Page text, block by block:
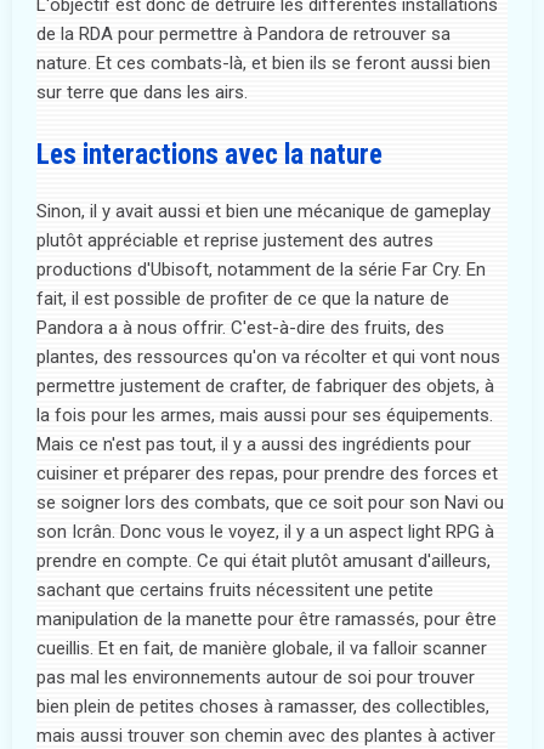
L'objectif est donc de détruire les différentes installations
de la RDA pour permettre à Pandora de retrouver sa
nature. Et ces combats-là, et bien ils se feront aussi bien
sur terre que dans les airs.
Les interactions avec la nature
Sinon, il y avait aussi et bien une mécanique de gameplay
plutôt appréciable et reprise justement des autres
productions d'Ubisoft, notamment de la série Far Cry. En
fait, il est possible de profiter de ce que la nature de
Pandora a à nous offrir. C'est-à-dire des fruits, des
plantes, des ressources qu'on va récolter et qui vont nous
permettre justement de crafter, de fabriquer des objets, à
la fois pour les armes, mais aussi pour ses équipements.
Mais ce n'est pas tout, il y a aussi des ingrédients pour
cuisiner et préparer des repas, pour prendre des forces et
se soigner lors des combats, que ce soit pour son Navi ou
son Icrân. Donc vous le voyez, il y a un aspect light RPG à
prendre en compte. Ce qui était plutôt amusant d'ailleurs,
sachant que certains fruits nécessitent une petite
manipulation de la manette pour être ramassés, pour être
cueillis. Et en fait, de manière globale, il va falloir scanner
pas mal les environnements autour de soi pour trouver
bien plein de petites choses à ramasser, des collectibles,
mais aussi trouver son chemin avec des plantes à activer